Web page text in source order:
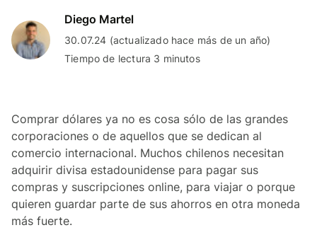
Diego Martel
30.07.24 (actualizado hace más de un año)
Tiempo de lectura 3 minutos
Comprar dólares ya no es cosa sólo de las grandes
corporaciones o de aquellos que se dedican al
comercio internacional. Muchos chilenos necesitan
adquirir divisa estadounidense para pagar sus
compras y suscripciones online, para viajar o porque
quieren guardar parte de sus ahorros en otra moneda
más fuerte.